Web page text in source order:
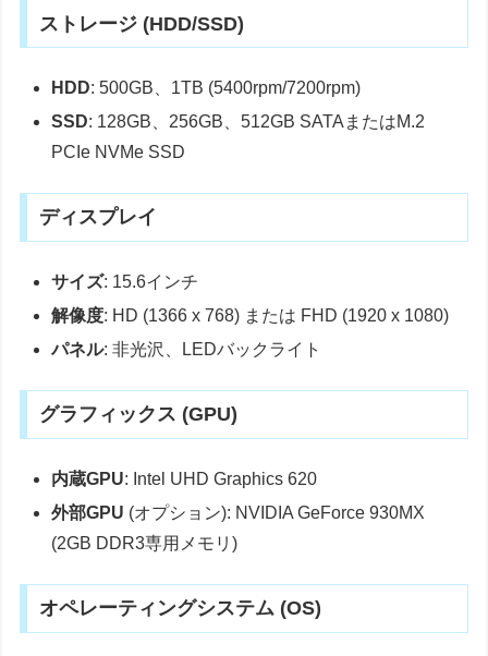
ストレージ (HDD/SSD)
HDD: 500GB、1TB (5400rpm/7200rpm)
SSD: 128GB、256GB、512GB SATAまたはM.2
PCIe NVMe SSD
ディスプレイ
サイズ: 15.6インチ
解像度: HD (1366 x 768) または FHD (1920 x 1080)
パネル: 非光沢、LEDバックライト
グラフィックス (GPU)
内蔵GPU: Intel UHD Graphics 620
外部GPU (オプション): NVIDIA GeForce 930MX
(2GB DDR3専用メモリ)
オペレーティングシステム (OS)